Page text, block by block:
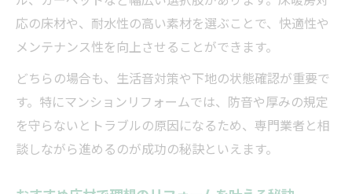
応の床材や、耐水性の高い素材を選ぶことで、快適性や
メンテナンス性を向上させることができます。
どちらの場合も、生活音対策や下地の状態確認が重要で
す。特にマンションリフォームでは、防音や厚みの規定
を守らないとトラブルの原因になるため、専門業者と相
談しながら進めるのが成功の秘訣といえます。